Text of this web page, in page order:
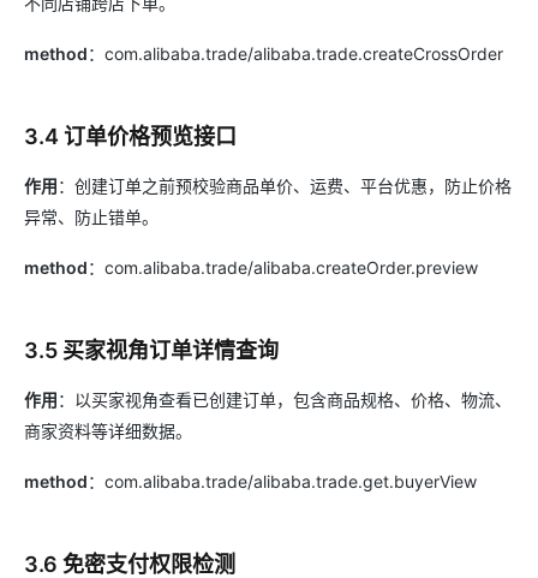
method：com.alibaba.trade/alibaba.trade.createCrossOrder
3.4 订单价格预览接口
作用：创建订单之前预校验商品单价、运费、平台优惠，防止价格
异常、防止错单。
method：com.alibaba.trade/alibaba.createOrder.preview
3.5 买家视角订单详情查询
作用：以买家视角查看已创建订单，包含商品规格、价格、物流、
商家资料等详细数据。
method：com.alibaba.trade/alibaba.trade.get.buyerView
3.6 免密支付权限检测